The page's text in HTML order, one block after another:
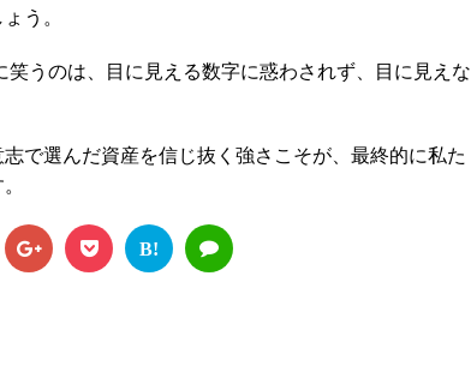
う。
うのは、目に見える数字に惑わされず、目に見えな
で選んだ資産を信じ抜く強さこそが、最終的に私た
B!